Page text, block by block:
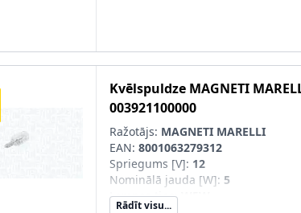
Kvēlspuldze MAGNETI
003921100000
Ražotājs: MAGNETI MARELLI
EAN: 8001063279312
Spriegums [V]: 12
Nominālā jauda [W]: 5
Lampas tips:
Rādīt visu...